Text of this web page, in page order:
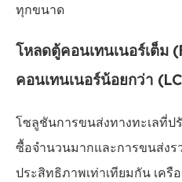
ทุกขนาด
โหลดตู้คอนเทนเนอร์เต็ม
คอนเทนเนอร์น้อยกว่า
โซลูชันการขนส่งทางทะเลที่ป
ซื้อจำนวนมากและการขนส่งร
ประสิทธิภาพเท่าเทียมกัน เครื